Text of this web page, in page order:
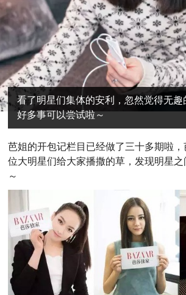
看了明星们集体的安利，忽然觉得无
好多事可以尝试啦～
芭姐的开包记栏目已经做了三十多期啦
位大明星们给大家播撒的草，发现明星
～